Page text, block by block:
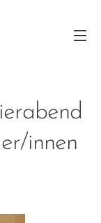
innen